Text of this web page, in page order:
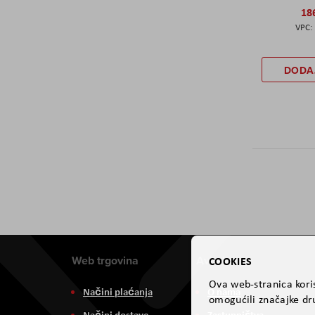
Web trgovina
Načini plaćanja
Aviteh
O nama
COOKIES
Ova web-stranica
omogućili značajke